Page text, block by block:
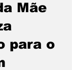
Mãe
para o